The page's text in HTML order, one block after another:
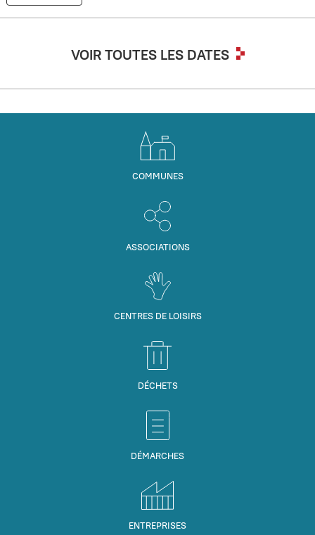
VOIR TOUTES LES DATES
COMMUNES
ASSOCIATIONS
CENTRES DE LOISIRS
DÉCHETS
DÉMARCHES
ENTREPRISES